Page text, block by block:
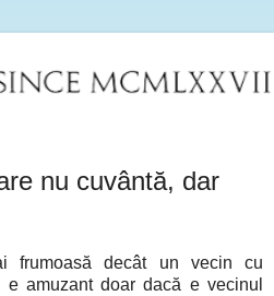
nu cuvântă, dar
frumoasă decât un vecin cu
e amuzant doar dacă e vecinul